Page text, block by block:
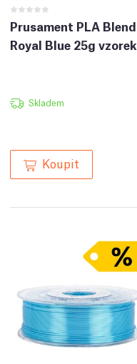
Prusament PLA Blend
Royal Blue 25g vzorek
Skladem
Koupit